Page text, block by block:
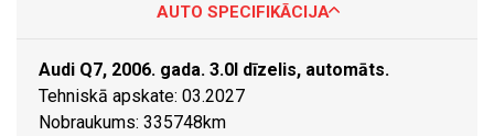
AUTO SPECIFIKĀCIJA
Audi Q7, 2006. gada. 3.0l dīzelis, automāts.
Tehniskā apskate: 03.2027
Nobraukums: 335748km